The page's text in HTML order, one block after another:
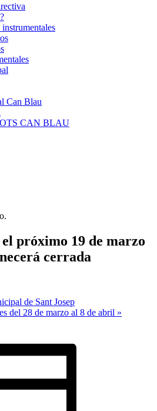
Can Blau
CAN BLAU
próximo 19 de marzo
cerrada
de Sant Josep
del 28 de marzo al 8 de abril »